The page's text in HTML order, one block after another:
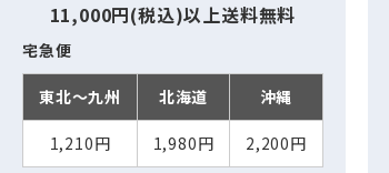
11,000円(税込)以上送料無料
宅急便
東北～九州 北海道 沖縄
1,210円 1,980円 2,200円